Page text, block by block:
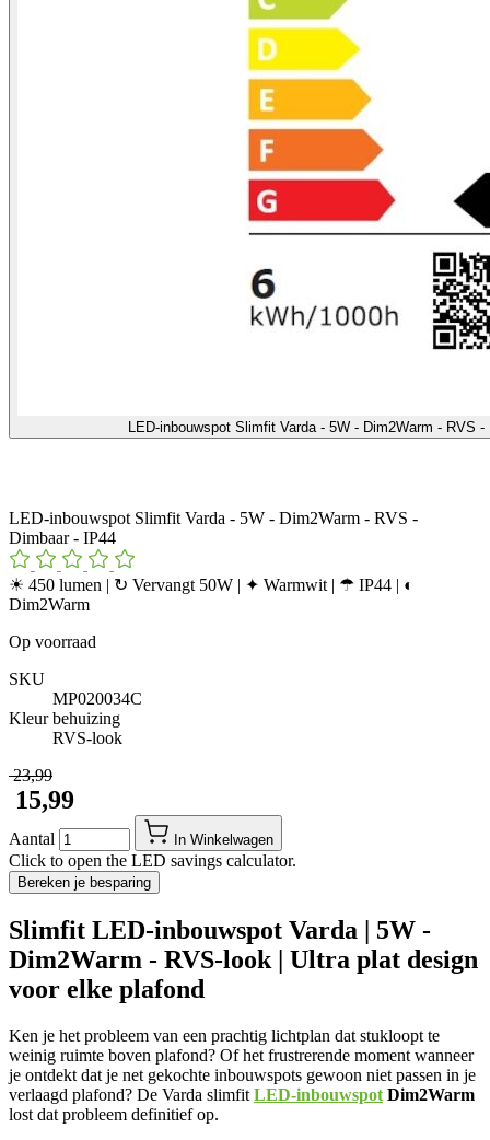
LED-inbouwspot Slimfit Varda - 5W - Dim2Warm - RVS
LED-inbouwspot Slimfit Varda - 5W - Dim2Warm - RVS -
Dimbaar - IP44
☀ 450 lumen | ↻ Vervangt 50W | ✦ Warmwit | ☂ IP44 | ◐
Dim2Warm
Op voorraad
SKU
MP020034C
Kleur behuizing
RVS-look
​ 23,99
​ 15,99
Aantal In Winkelwagen
Click to open the LED savings calculator.
Bereken je besparing
Slimfit LED-inbouwspot Varda | 5W -
Dim2Warm - RVS-look | Ultra plat design
voor elke plafond
Ken je het probleem van een prachtig lichtplan dat stukloopt te
weinig ruimte boven plafond? Of het frustrerende moment wanneer
je ontdekt dat je net gekochte inbouwspots gewoon niet passen in je
verlaagd plafond? De Varda slimfit LED-inbouwspot Dim2Warm
lost dat probleem definitief op.